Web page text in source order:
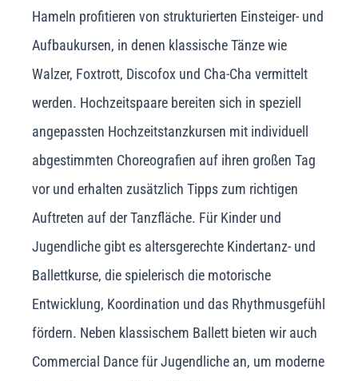
Hameln profitieren von strukturierten Einsteiger- und
Aufbaukursen, in denen klassische Tänze wie
Walzer, Foxtrott, Discofox und Cha-Cha vermittelt
werden. Hochzeitspaare bereiten sich in speziell
angepassten Hochzeitstanzkursen mit individuell
abgestimmten Choreografien auf ihren großen Tag
vor und erhalten zusätzlich Tipps zum richtigen
Auftreten auf der Tanzfläche. Für Kinder und
Jugendliche gibt es altersgerechte Kindertanz- und
Ballettkurse, die spielerisch die motorische
Entwicklung, Koordination und das Rhythmusgefühl
fördern. Neben klassischem Ballett bieten wir auch
Commercial Dance für Jugendliche an, um moderne